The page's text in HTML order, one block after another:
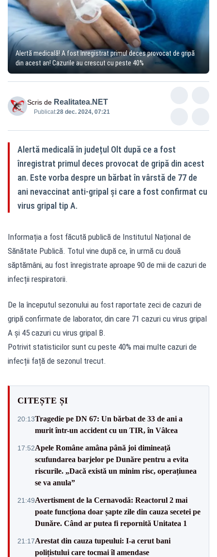
Alertă medicală! A fost înregistrat primul deces provocat de gripă
din acest an! Cazurile au crescut cu peste 40%
Scris de Realitatea.NET
Publicat:28 dec. 2024, 07:21
Alertă medicală în județul Olt după ce a fost
înregistrat primul deces provocat de gripă din acest
an. Este vorba despre un bărbat în vârstă de 77 de
ani nevaccinat anti-gripal şi care a fost confirmat cu
virus gripal tip A.
Informația a fost făcută publică de Institutul Național de
Sănătate Publică. Totul vine după ce, în urmă cu două
săptămâni, au fost înregistrate aproape 90 de mii de cazuri de
infecții respiratorii.
De la începutul sezonului au fost raportate zeci de cazuri de
gripă confirmate de laborator, din care 71 cazuri cu virus gripal
A și 45 cazuri cu virus gripal B.
Potrivit statisticilor sunt cu peste 40% mai multe cazuri de
infecții față de sezonul trecut.
CITEȘTE ȘI
20:13Tragedie pe DN 67: Un bărbat de 33 de ani a
murit într-un accident cu un TIR, în Vâlcea
17:52Apele Române amâna până joi dimineață
scufundarea barjelor pe Dunăre pentru a evita
riscurile. „Dacă există un minim risc, operațiunea
se va anula”
21:49Avertisment de la Cernavodă: Reactorul 2 mai
poate funcționa doar șapte zile din cauza secetei pe
Dunăre. Când ar putea fi repornită Unitatea 1
21:17Arestat din cauza tupeului: I-a cerut bani
polițistului care tocmai îl amendase